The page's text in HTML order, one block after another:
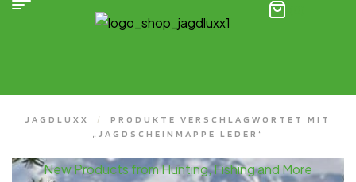
JAGDLUXX /
PRODUKTE VERSCHLAGWORTET MIT
„JAGDSCHEINMAPPE LEDER“
New Products from Hunting, Fishing and More